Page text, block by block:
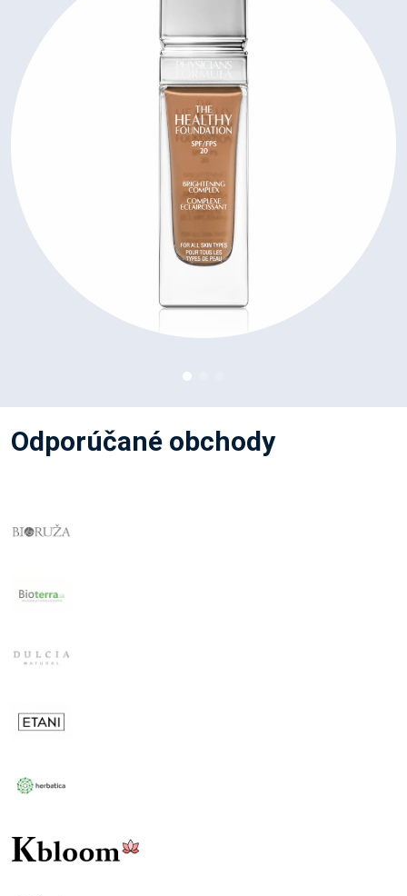
Odporúčané obchody